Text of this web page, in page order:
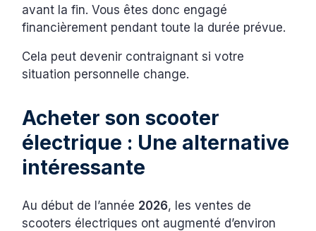
avant la fin. Vous êtes donc engagé
financièrement pendant toute la durée prévue.
Cela peut devenir contraignant si votre
situation personnelle change.
Acheter son scooter
électrique : Une alternative
intéressante
Au début de l’année 2026, les ventes de
scooters électriques ont augmenté d’environ